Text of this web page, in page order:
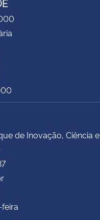
de Inovação, Ciência e